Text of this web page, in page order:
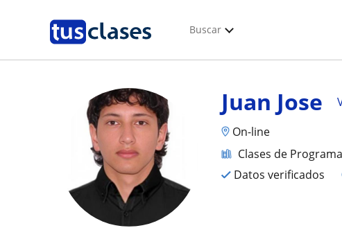
Buscar
Juan Jose
On-line
Clases de
Datos verificados